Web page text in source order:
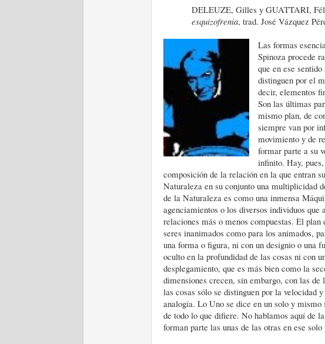
DELEUZE, Gilles y GUATTARI,
esquizofrenia, trad. José Vázquez
Las formas
Spinoza procede
que en ese
distinguen por el
decir, elementos
Son las últimas
mismo plan, de
siempre van por
movimiento y de
formar parte a su
infinito. Hay,
composición de la relación en la que entran
Naturaleza en su conjunto una multiplicidad
de la Naturaleza es como una inmensa
agenciamientos o los diversos individuos
relaciones más o menos compuestas. El
seres inanimados como para los animados,
una forma o figura, ni con un designio o una
oculto en la profundidad de las cosas ni con
desplegamiento, que es más bien como la
dimensiones crecen, sin embargo, con las
las cosas sólo se distinguen por la velocidad
analogía. Lo Uno se dice en un solo y
de todo lo que difiere. No hablamos aquí de
forman parte las unas de las otras en ese